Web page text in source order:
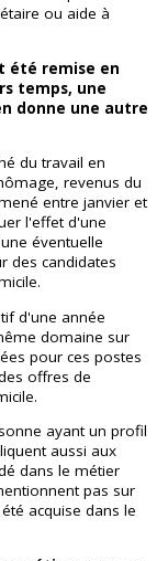
ou aide à
été remise en
temps, une
donne une autre
du travail en
revenus du
entre janvier et
l'effet d'une
éventuelle
des candidates
d'une année
domaine sur
pour ces postes
offres de
ayant un profil
aussi aux
dans le métier
pas sur
acquise dans le